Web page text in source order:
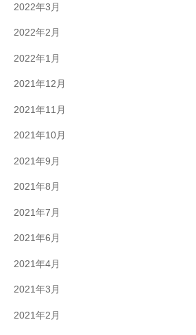
2022年3月
2022年2月
2022年1月
2021年12月
2021年11月
2021年10月
2021年9月
2021年8月
2021年7月
2021年6月
2021年4月
2021年3月
2021年2月